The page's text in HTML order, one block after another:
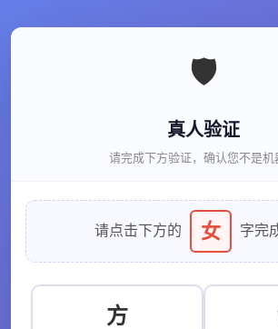
🛡️
真人验证
请完成下方验证，确认您不是机
请点击下方的 女 字完
方